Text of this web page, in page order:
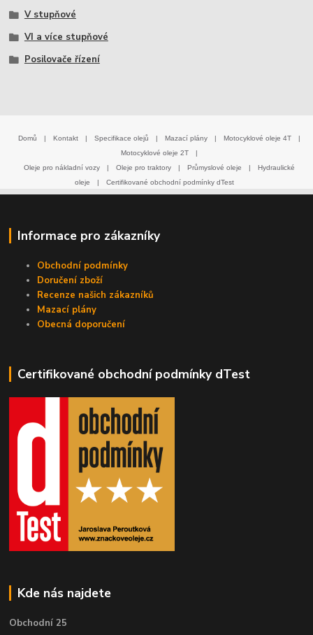
V stupňové
VI a více stupňové
Posilovače řízení
Domů | Kontakt | Specifikace olejů | Mazací plány | Motocyklové oleje 4T
|
Motocyklové oleje 2T
|
Oleje pro nákladní vozy
| Oleje pro traktory | Průmyslové oleje |
Hydraulické
oleje
| Certifikované obchodní podmínky dTest
Informace pro zákazníky
Obchodní podmínky
Doručení zboží
Recenze našich zákazníků
Mazací plány
Obecná doporučení
Certifikované obchodní podmínky dTest
Kde nás najdete
Obchodní 25